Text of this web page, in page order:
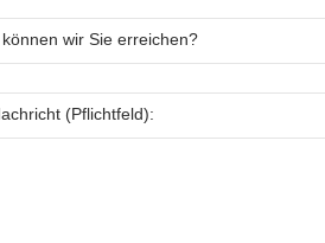
wir Sie erreichen?
(Pflichtfeld):